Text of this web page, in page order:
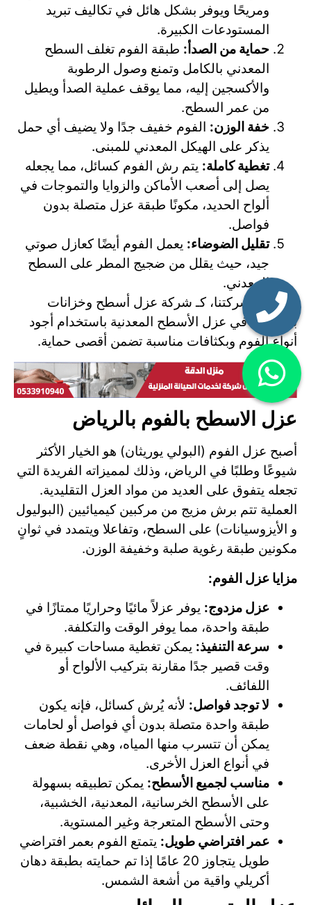
ومريحًا ويوفر بشكل هائل في تكاليف تبريد
المستودعات الكبيرة.
حماية من الصدأ: طبقة الفوم تغلف السطح
المعدني بالكامل وتمنع وصول الرطوبة
والأكسجين إليه، مما يوقف عملية الصدأ ويطيل
من عمر السطح.
خفة الوزن: الفوم خفيف جدًا ولا يضيف أي حمل
يذكر على الهيكل المعدني للمبنى.
تغطية كاملة: يتم رش الفوم كسائل، مما يجعله
يصل إلى أصعب الأماكن والزوايا والتموجات في
ألواح الحديد، مكونًا طبقة عزل متصلة بدون
فواصل.
تقليل الضوضاء: يعمل الفوم أيضًا كعازل صوتي
جيد، حيث يقلل من ضجيج المطر على السطح
المعدني.
تتخصص شركتنا، كـ شركة عزل أسطح وخزانات
بالرياض، في عزل الأسطح المعدنية باستخدام أجود
أنواع الفوم وبكثافات مناسبة تضمن أقصى حماية.
عزل الاسطح بالفوم بالرياض
أصبح عزل الفوم (البولي يوريثان) هو الخيار الأكثر
شيوعًا وطلبًا في الرياض، وذلك لمميزاته الفريدة التي
تجعله يتفوق على العديد من مواد العزل التقليدية.
العملية تتم برش مزيج من مركبين كيميائيين (البوليول
و الأيزوسيانات) على السطح، وتفاعلا ويتمدد في ثوانٍ
مكونين طبقة رغوية صلبة وخفيفة الوزن.
مزايا عزل الفوم:
عزل مزدوج: يوفر عزلاً مائيًا وحراريًا ممتازًا في
طبقة واحدة، مما يوفر الوقت والتكلفة.
سرعة التنفيذ: يمكن تغطية مساحات كبيرة في
وقت قصير جدًا مقارنة بتركيب الألواح أو
اللفائف.
لا توجد فواصل: لأنه يُرش كسائل، فإنه يكون
طبقة واحدة متصلة بدون أي فواصل أو لحامات
يمكن أن تتسرب منها المياه، وهي نقطة ضعف
في أنواع العزل الأخرى.
مناسب لجميع الأسطح: يمكن تطبيقه بسهولة
على الأسطح الخرسانية، المعدنية، الخشبية،
وحتى الأسطح المتعرجة وغير المستوية.
عمر افتراضي طويل: يتمتع الفوم بعمر افتراضي
طويل يتجاوز 20 عامًا إذا تم حمايته بطبقة دهان
أكريلي واقية من أشعة الشمس.